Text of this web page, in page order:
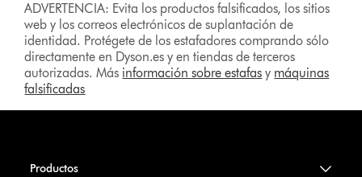
ADVERTENCIA: Evita los productos falsificados, los sitios
web y los correos electrónicos de suplantación de
identidad. Protégete de los estafadores comprando sólo
directamente en Dyson.es y en tiendas de terceros
autorizadas. Más información sobre estafas y máquinas
falsificadas
Productos